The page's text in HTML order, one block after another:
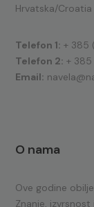
Hrvatska/Croatia
Telefon 1: + 385
Telefon 2: +
Email:
O nama
Ove godine
Znanje,